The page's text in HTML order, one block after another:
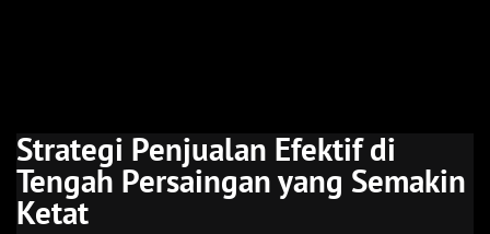
Strategi Penjualan Efektif di
Tengah Persaingan yang Semakin
Ketat